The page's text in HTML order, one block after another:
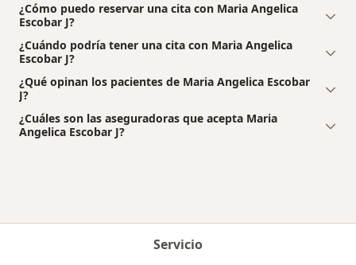
¿Cómo puedo reservar una cita con Maria Angelica
Escobar J?
¿Cuándo podría tener una cita con Maria Angelica
Escobar J?
¿Qué opinan los pacientes de Maria Angelica Escobar
J?
¿Cuáles son las aseguradoras que acepta Maria
Angelica Escobar J?
Servicio